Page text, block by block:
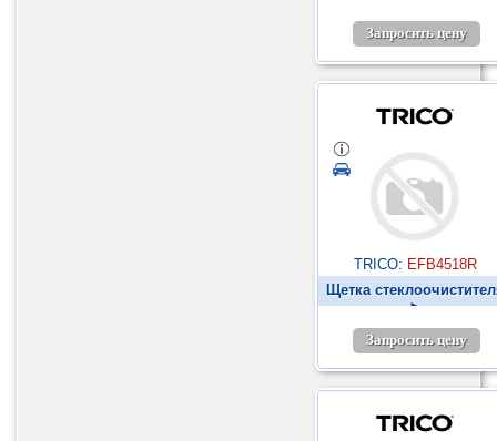
Запросить цену
TRICO: EFB4518R
Щетка
►
Запросить цену